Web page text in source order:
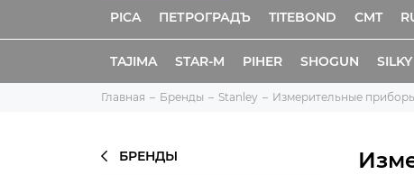
PICA ПЕТРОГРАДЪ TITEBOND CMT
TAJIMA STAR-M PIHER SHOGUN SILKY
Главная Бренды Stanley Измерительные
БРЕНДЫ